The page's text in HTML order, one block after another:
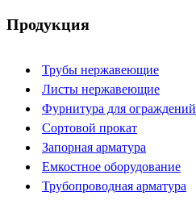
Продукция
Трубы нержавеющие
Листы нержавеющие
Фурнитура для ограждений
Сортовой прокат
Запорная арматура
Емкостное оборудование
Трубопроводная арматура